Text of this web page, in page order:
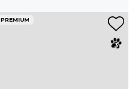
PREMIUM